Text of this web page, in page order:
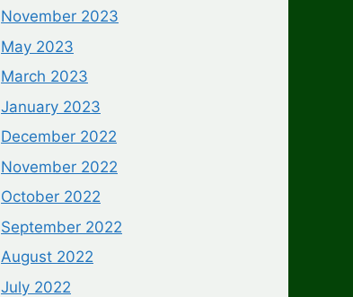
November 2023
May 2023
March 2023
January 2023
December 2022
November 2022
October 2022
September 2022
August 2022
July 2022